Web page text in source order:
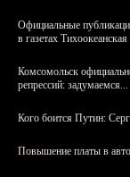
Официальные
в газетах
Комсомольск
репрессий: задумаемся...
Кого боится Путин:
Повышение платы в